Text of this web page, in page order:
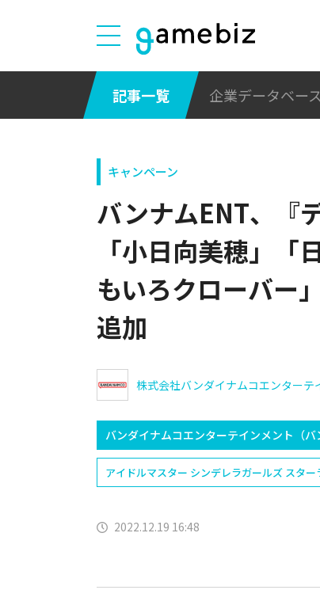
記事一覧 企業データベース
キャンペーン
バンナムENT、『
「小日向美穂」「
もいろクローバー
追加
株式会社バンダイナムコエンターテ
バンダイナムコエンターテインメント（バ
アイドルマスター シンデレラガールズ スター
2022.12.19 16:48